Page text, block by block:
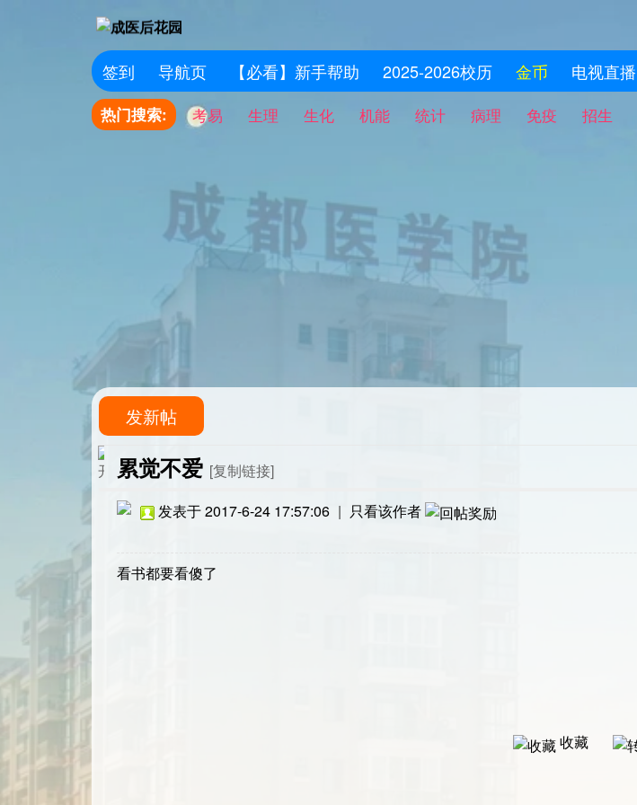
签到 导航页 【必看】新手帮助 2025-2026校历 金币 电视直播
热门搜索: 考易 生理 生化 机能 统计 病理 免疫 招生
发新帖
累觉不爱 [复制链接]
发表于 2017-6-24 17:57:06 | 只看该作者
看书都要看傻了
收藏